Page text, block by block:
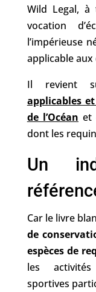
Wild Legal, à
vocation
l’impérieuse
applicable aux
Il revient
applicables
de l’Océan et
dont les
Un
Car le livre
de
espèces de
les activités
sportives